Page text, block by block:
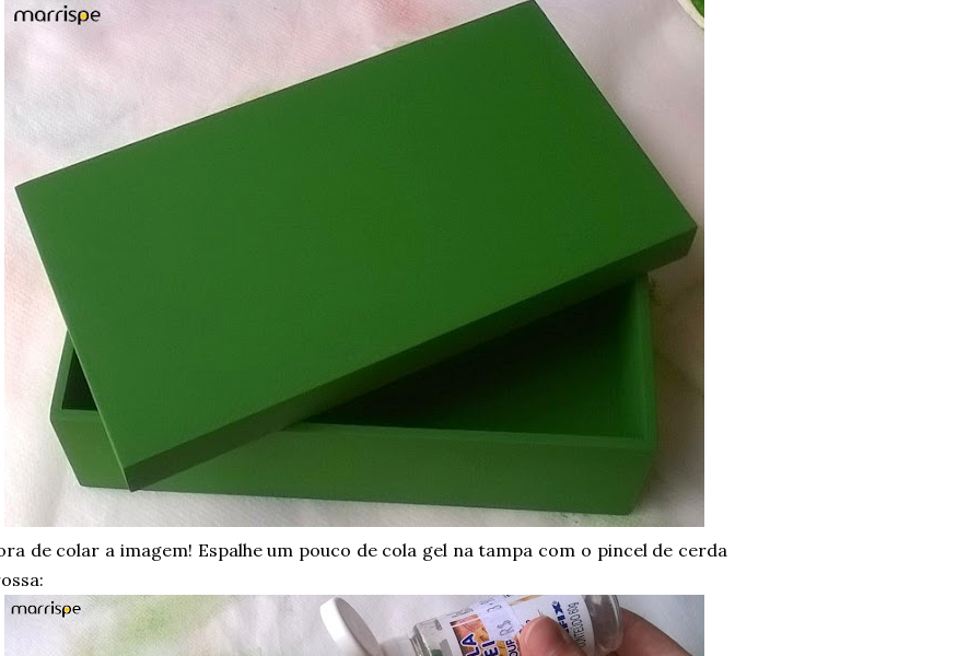
de colar a imagem! Espalhe um pouco de cola gel na tampa com o pincel de cerda